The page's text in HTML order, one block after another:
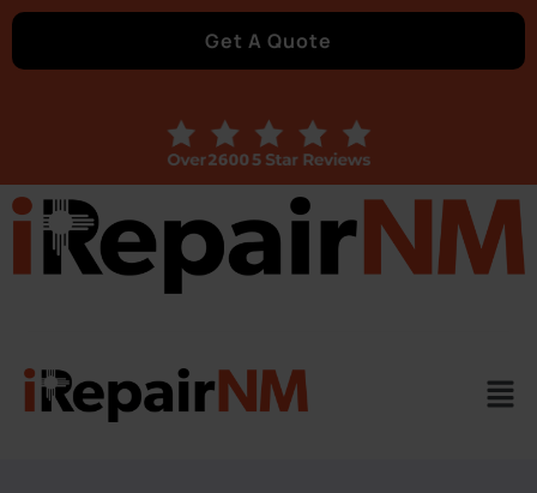
Get A Quote